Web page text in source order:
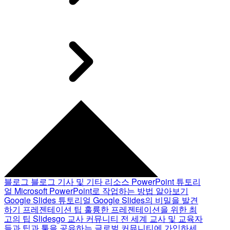
블로그 블로그 기사 및 기타 리소스 PowerPoint 튜토리
얼 Microsoft PowerPoint로 작업하는 방법 알아보기
Google Slides 튜토리얼 Google Slides의 비밀을 발견
하기 프레젠테이션 팁 훌륭한 프레젠테이션을 위한 최
고의 팁 Slidesgo 교사 커뮤니티 전 세계 교사 및 교육자